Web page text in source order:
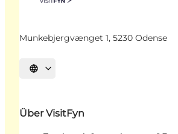
Munkebjergvænget 1, 5230 Odense
Sprache auswählen
Über VisitFyn